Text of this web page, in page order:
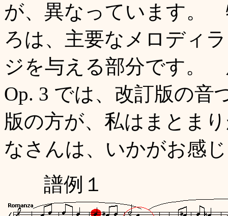
が、異なっています。
ろは、主要なメロディ
ジを与える部分です。
Op. 3 では、改訂版の
版の方が、私はまとま
なさんは、いかがお感
譜例１